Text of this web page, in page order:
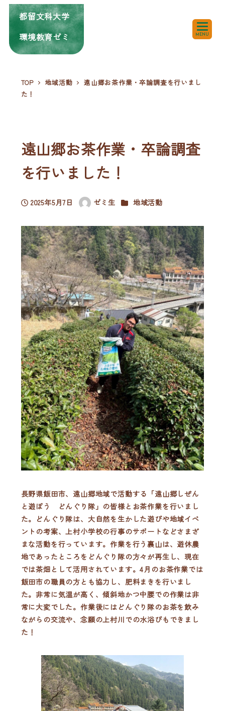
都留文科大学
環境教育ゼミ
MENU
TOP 地域活動
遠山郷お茶作業・卒論調査を行いまし
た！
遠山郷お茶作業・卒論調査
を行いました！
投稿日
2025年5月7日
著
ゼミ生 カテゴリー
地域活動
長野県飯田市、遠山郷地域で活動する「遠山郷しぜん
と遊ぼう どんぐり隊」の皆様とお茶作業を行いまし
た。どんぐり隊は、大自然を生かした遊びや地域イベ
ントの考案、上村小学校の行事のサポートなどさまざ
まな活動を行っています。作業を行う裏山は、遊休農
地であったところをどんぐり隊の方々が再生し、現在
では茶畑として活用されています。4月のお茶作業では
飯田市の職員の方とも協力し、肥料まきを行いまし
た。非常に気温が高く、傾斜地かつ中腰での作業は非
常に大変でした。作業後にはどんぐり隊のお茶を飲み
ながらの交流や、念願の上村川での水浴びもできまし
た！